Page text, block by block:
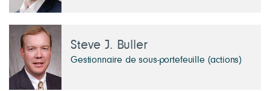
Steve J. Buller
Gestionnaire de sous-portefeuille (actions)